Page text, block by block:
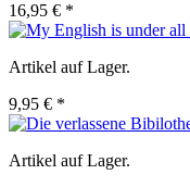
16,95 € *
Artikel auf Lager.
9,95 € *
Artikel auf Lager.